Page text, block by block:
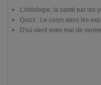
L'iridologie, la santé par les
Quizz : Le corps dans les
D'où vient votre mal de